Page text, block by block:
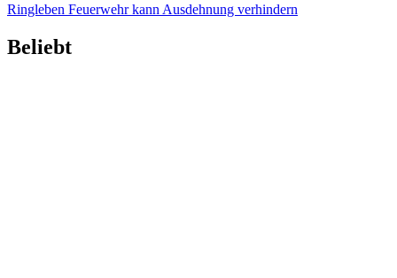
Ringleben Feuerwehr kann Ausdehnung verhindern
Beliebt